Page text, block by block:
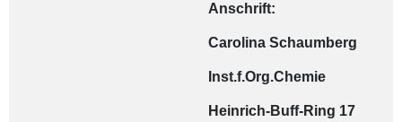
Anschrift:
Carolina Schaumberg
Inst.f.Org.Chemie
Heinrich-Buff-Ring 17